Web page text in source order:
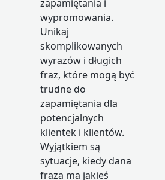
zapamiętania i
wypromowania.
Unikaj
skomplikowanych
wyrazów i długich
fraz, które mogą być
trudne do
zapamiętania dla
potencjalnych
klientek i klientów.
Wyjątkiem są
sytuacje, kiedy dana
fraza ma jakieś